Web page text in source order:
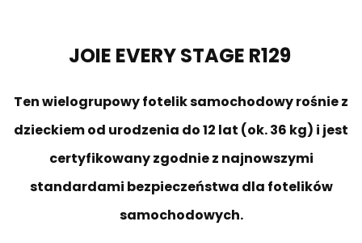
JOIE EVERY STAGE R129
Ten wielogrupowy fotelik samochodowy rośnie z
dzieckiem od urodzenia do 12 lat (ok. 36 kg) i jest
certyfikowany zgodnie z najnowszymi
standardami bezpieczeństwa dla fotelików
samochodowych.